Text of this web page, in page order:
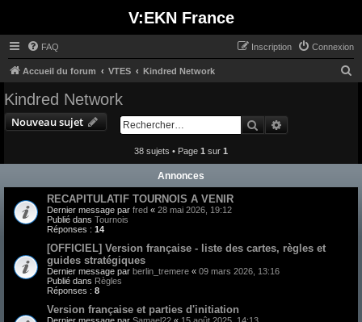
V:EKN France
FAQ Connexion
Inscription
Accueil du forum VTES Kindred Network
r
c
Kindred Network
Nouveau sujet Rechercher
38 sujets • Page 1 sur 1
Annonces
RECAPITULATIF TOURNOIS A VENIR
Dernier message par fred « 28 mai 2026, 19:12
Publié dans Tournois
Réponses : 14
[OFFICIEL] Version française - liste des cartes, règles et
guides stratégiques
Dernier message par berlin_tremere « 09 mars 2026, 13:16
Publié dans Règles
Réponses : 8
Version française et parties d'initiation